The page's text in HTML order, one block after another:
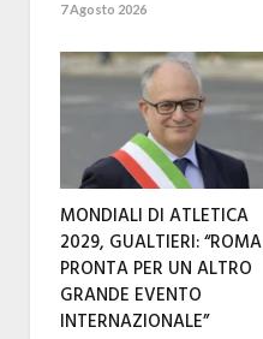
7 Agosto 2026
MONDIALI DI ATLETICA
2029, GUALTIERI: “ROMA
PRONTA PER UN ALTRO
GRANDE EVENTO
INTERNAZIONALE”